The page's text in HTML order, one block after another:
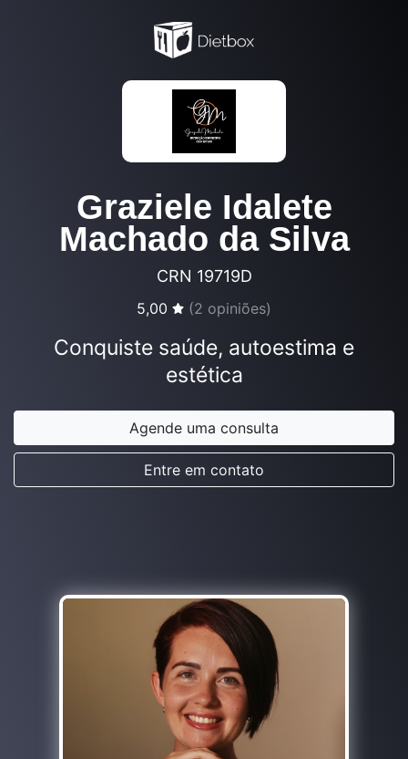
Graziele Idalete
Machado da Silva
CRN 19719D
5,00 (2 opiniões)
Conquiste saúde, autoestima e
estética
Agende uma consulta
Entre em contato